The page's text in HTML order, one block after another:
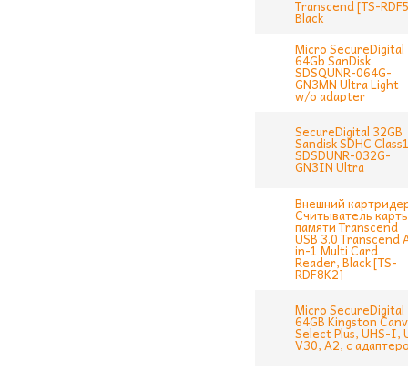
Transcend [TS-
Black
Micro SecureDigital
64Gb SanDisk
SDSQUNR-064G-
GN3MN Ultra Light
w/o adapter
SecureDigital 32GB
Sandisk SDHC
SDSDUNR-032G-
GN3IN Ultra
Внешний
Считыватель
памяти Transcend
USB 3.0 Transcend
in-1 Multi Card
Reader, Black [TS-
RDF8K2]
Micro SecureDigital
64GB Kingston
Select Plus, UHS-I,
V30, A2, с